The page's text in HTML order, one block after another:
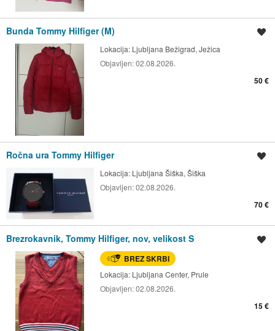
Bunda Tommy Hilfiger (M)
Lokacija: Ljubljana Bežigrad, Ježica
Objavljen:02.08.2026.
50 €
Ročna ura Tommy Hilfiger
Lokacija: Ljubljana Šiška, Šiška
Objavljen:02.08.2026.
70 €
Brezrokavnik, Tommy Hilfiger, nov, velikost S
BREZ SKRBI
Lokacija: Ljubljana Center, Prule
Objavljen:02.08.2026.
15 €